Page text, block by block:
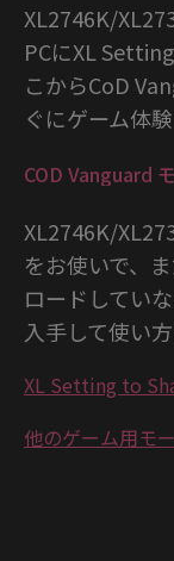
XL2746K/
PCにXL
こからCoD
ぐにゲーム体験
COD Vanguard
XL2746K/
をお使いで、
ロードしてい
入手して使い
XL Setting to
他のゲーム用モ